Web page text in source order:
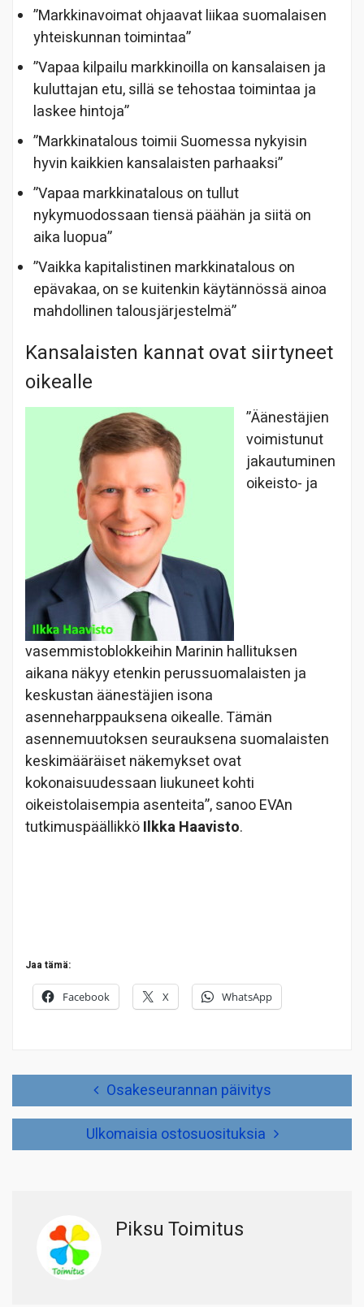
”Markkinavoimat ohjaavat liikaa suomalaisen
yhteiskunnan toimintaa”
”Vapaa kilpailu markkinoilla on kansalaisen ja
kuluttajan etu, sillä se tehostaa toimintaa ja
laskee hintoja”
”Markkinatalous toimii Suomessa nykyisin
hyvin kaikkien kansalaisten parhaaksi”
”Vapaa markkinatalous on tullut
nykymuodossaan tiensä päähän ja siitä on
aika luopua”
”Vaikka kapitalistinen markkinatalous on
epävakaa, on se kuitenkin käytännössä ainoa
mahdollinen talousjärjestelmä”
Kansalaisten kannat ovat siirtyneet
oikealle
”Äänestäjien
voimistunut
jakautuminen
oikeisto- ja
vasemmistoblokkeihin Marinin hallituksen
aikana näkyy etenkin perussuomalaisten ja
keskustan äänestäjien isona
asenneharppauksena oikealle. Tämän
asennemuutoksen seurauksena suomalaisten
keskimääräiset näkemykset ovat
kokonaisuudessaan liukuneet kohti
oikeistolaisempia asenteita”, sanoo EVAn
tutkimuspäällikköIlkka Haavisto.
Jaa tämä:
Facebook X WhatsApp
Osakeseurannan päivitys
Ulkomaisia ostosuosituksia
Piksu Toimitus